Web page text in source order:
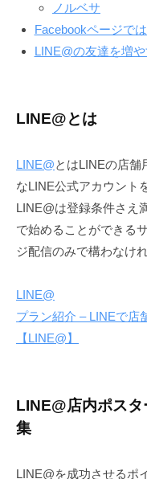
ノルベサ
Facebookページでは
LINE@の友達を増
LINE@とは
LINE@とはLINEの店舗
なLINE公式アカウント
LINE@は登録条件さえ
で始めることができる
ジ配信のみで構わなけ
LINE@
プラン紹介 – LINEで店
【LINE@】
LINE@店内ポス
集
LINE@を成功させるポ